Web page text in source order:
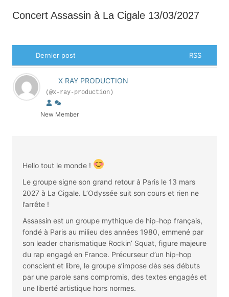
Concert Assassin à La Cigale 13/03/2027
Dernier post RSS
X RAY PRODUCTION
(@x-ray-production)
New Member
Hello tout le monde !
Le groupe signe son grand retour à Paris le 13 mars
2027 à La Cigale. L’Odyssée suit son cours et rien ne
l’arrête !
Assassin est un groupe mythique de hip-hop français,
fondé à Paris au milieu des années 1980, emmené par
son leader charismatique Rockin’ Squat, figure majeure
du rap engagé en France. Précurseur d’un hip-hop
conscient et libre, le groupe s’impose dès ses débuts
par une parole sans compromis, des textes engagés et
une liberté artistique hors normes.